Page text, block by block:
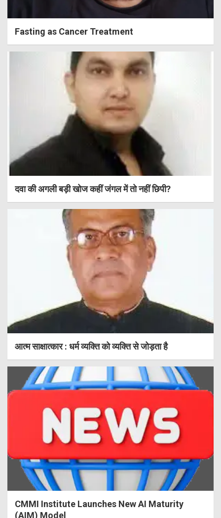
Fasting as Cancer Treatment
दवा की अगली बड़ी खोज कहीं जंगल में तो नहीं छिपी?
आत्म साक्षात्कार : धर्म व्यक्ति को व्यक्ति से जोड़ता है
CMMI Institute Launches New AI Maturity
(AIM) Model